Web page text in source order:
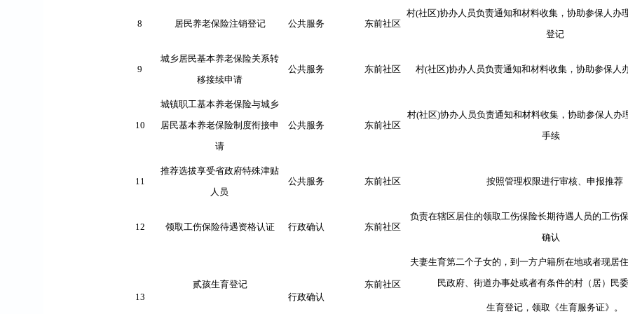
8 居民养老保险注销登记 公共服务 东前社区
村(社区)协办人员负责通知和材料收集，协助参保人办
登记
9
城乡居民基本养老保险关系转
移接续申请
公共服务 东前社区 村(社区)协办人员负责通知和材料收集，协助参保人
10
城镇职工基本养老保险与城乡
居民基本养老保险制度衔接申
请
公共服务 东前社区
村(社区)协办人员负责通知和材料收集，协助参保人办
手续
11
推荐选拔享受省政府特殊津贴
人员
公共服务 东前社区 按照管理权限进行审核、申报推荐
12 领取工伤保险待遇资格认证 行政确认 东前社区
负责在辖区居住的领取工伤保险长期待遇人员的工伤
确认
13
贰孩生育登记
行政确认
东前社区
夫妻生育第二个子女的，到一方户籍所在地或者现居
民政府、街道办事处或者有条件的村（居）
民
生育登记，领取《生育服务证》。